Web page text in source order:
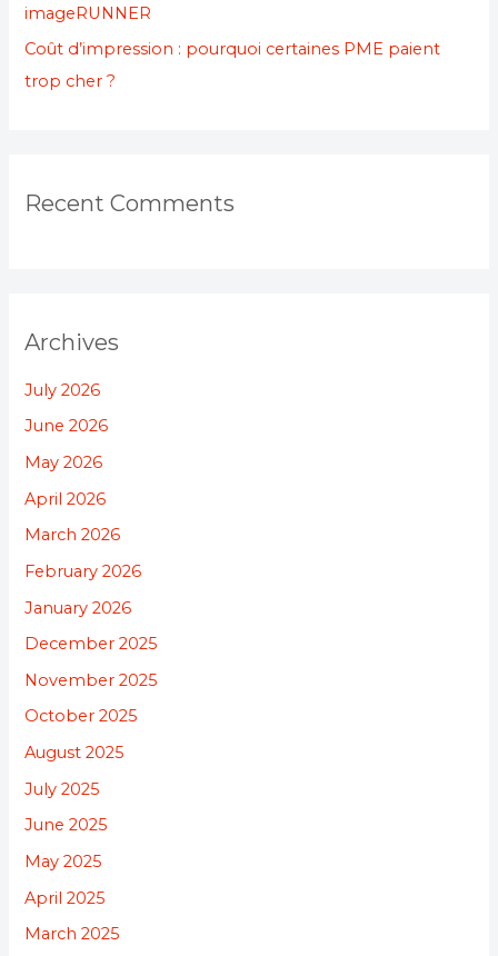
imageRUNNER
Coût d’impression : pourquoi certaines PME paient
trop cher ?
Recent Comments
Archives
July 2026
June 2026
May 2026
April 2026
March 2026
February 2026
January 2026
December 2025
November 2025
October 2025
August 2025
July 2025
June 2025
May 2025
April 2025
March 2025